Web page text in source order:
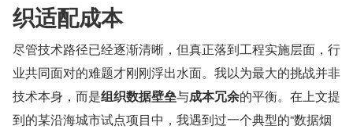
织适配成本
尽管技术路径已经逐渐清晰，但真正落到工程实施层面，行
业共同面对的难题才刚刚浮出水面。我以为最大的挑战并非
技术本身，而是组织数据壁垒与成本冗余的平衡。在上文提
到的某沿海城市试点项目中，我遇到过一个典型的“数据烟